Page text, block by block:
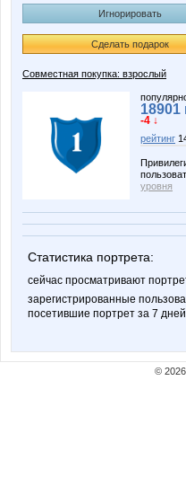
Игнорировать
Сделать подарок
Совместная покупка: взрослый
18901
-4 ↓
рейтинг
уровня
Статистика портрета:
сейчас просматривают
зарегистрированные
посетившие портрет за 7
©